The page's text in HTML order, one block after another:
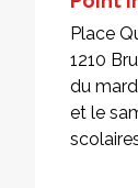
Place
1210
du
et le